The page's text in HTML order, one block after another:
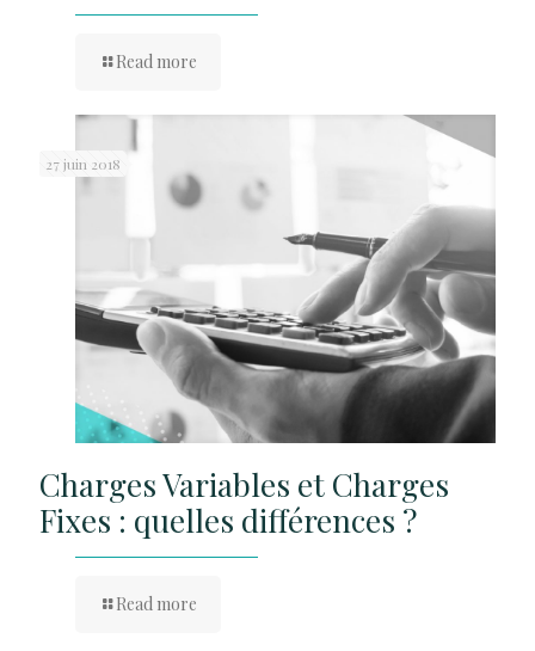
Read more
27 juin 2018
Charges Variables et Charges
Fixes : quelles différences ?
Read more